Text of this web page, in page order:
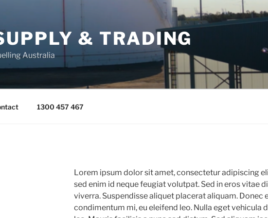
& TRADING
Australia
1300 457 467
Lorem ipsum dolor sit amet, consectetur adipiscing
sed enim id neque feugiat volutpat. Sed in eros vitae
viverra. Suspendisse aliquet placerat aliquam. Donec
condimentum mi, eu eleifend leo. Nulla eget vehicula